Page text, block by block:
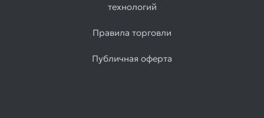
технологий
Правила торговли
Публичная оферта